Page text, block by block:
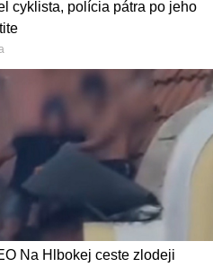
cyklista, polícia pátra po jeho
Na Hlbokej ceste zlodeji